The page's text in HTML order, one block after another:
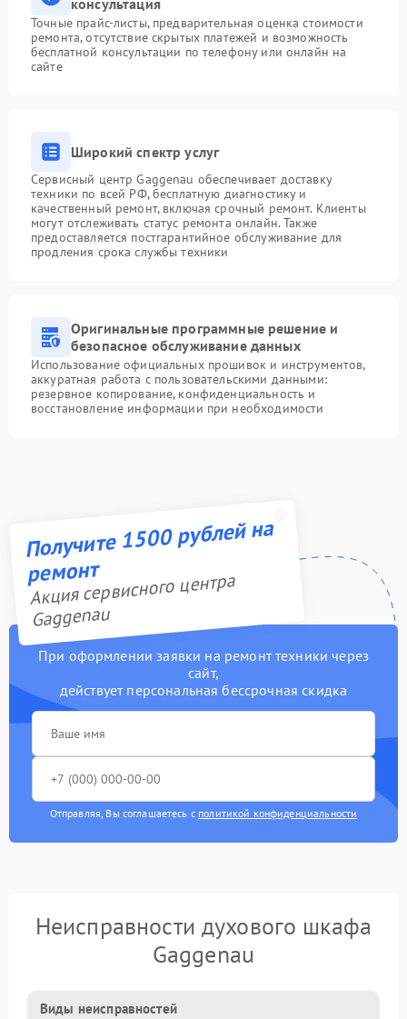
консультация
Точные прайс-листы, предварительная оценка стоимости
ремонта, отсутствие скрытых платежей и возможность
бесплатной консультации по телефону или онлайн на
сайте
Широкий спектр услуг
Сервисный центр Gaggenau обеспечивает доставку
техники по всей РФ, бесплатную диагностику и
качественный ремонт, включая срочный ремонт. Клиенты
могут отслеживать статус ремонта онлайн. Также
предоставляется постгарантийное обслуживание для
продления срока службы техники
Оригинальные программные решение и
безопасное обслуживание данных
Использование официальных прошивок и инструментов,
аккуратная работа с пользовательскими данными:
резервное копирование, конфиденциальность и
восстановление информации при необходимости
Получите 1500 рублей на
ремонт
Акция сервисного центра
Gaggenau
При оформлении заявки на ремонт техники через
сайт,
действует персональная бессрочная скидка
Отправляя, Вы соглашаетесь с политикой конфиденциальности
Неисправности духового шкафа
Gaggenau
Виды неисправностей